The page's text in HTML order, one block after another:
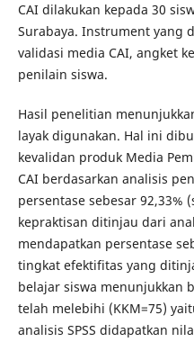
CAI dilakukan kepada 30
Surabaya. Instrument yang
validasi media CAI, angket
penilain siswa.
Hasil penelitian
layak digunakan. Hal ini
kevalidan produk Media
CAI berdasarkan analisis
persentase sebesar 92,33%
kepraktisan ditinjau dari
mendapatkan persentase
tingkat efektifitas yang
belajar siswa menunjukkan
telah melebihi (KKM=75)
analisis SPSS didapatkan